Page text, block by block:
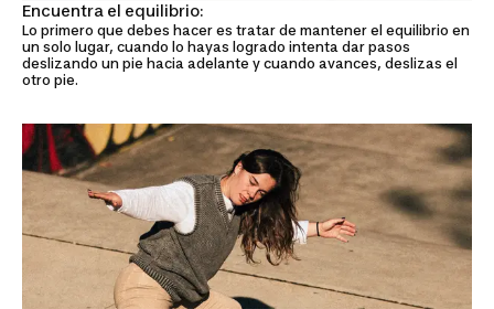
Encuentra el equilibrio:
Lo primero que debes hacer es tratar de mantener el equilibrio en
un solo lugar, cuando lo hayas logrado intenta dar pasos
deslizando un pie hacia adelante y cuando avances, deslizas el
otro pie.